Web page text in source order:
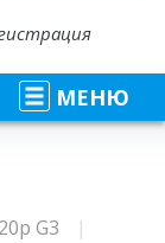
МЕНЮ
G3